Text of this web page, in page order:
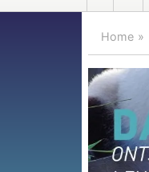
Home